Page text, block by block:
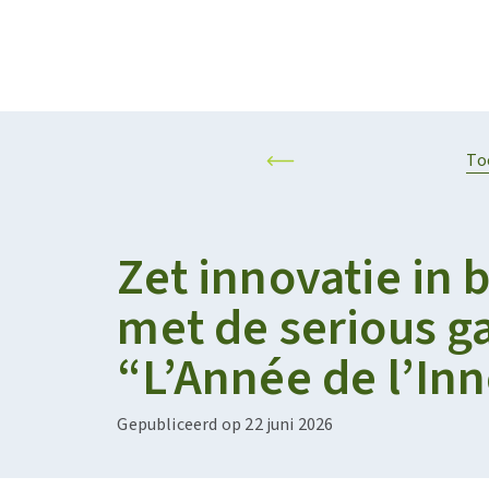
Zet innovatie in
met de serious
“L’Année de
Gepubliceerd op 22 juni 2026